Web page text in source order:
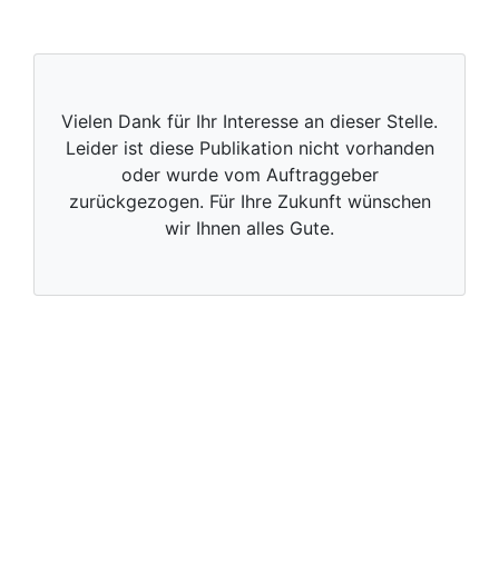
Vielen Dank für Ihr Interesse an dieser Stelle.
Leider ist diese Publikation nicht vorhanden
oder wurde vom Auftraggeber
zurückgezogen. Für Ihre Zukunft wünschen
wir Ihnen alles Gute.